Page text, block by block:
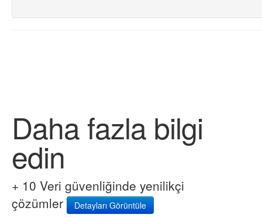
Daha fazla bilgi
edin
+ 10 Veri güvenliğinde yenilikçi
çözümler
Detayları Görüntüle